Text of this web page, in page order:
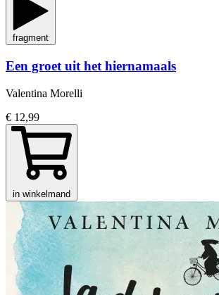
fragment
Een groet uit het hiernamaals
Valentina Morelli
€ 12,99
in winkelmand